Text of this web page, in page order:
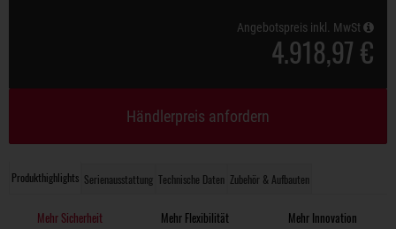
Produkthighlights Serienausstattung Technische Daten Zubehör & Aufbauten
Mehr Sicherheit Mehr Flexibilität Mehr Innovation
Angebotspreis inkl. MwSt
4.918,97 €
Händlerpreis anfordern